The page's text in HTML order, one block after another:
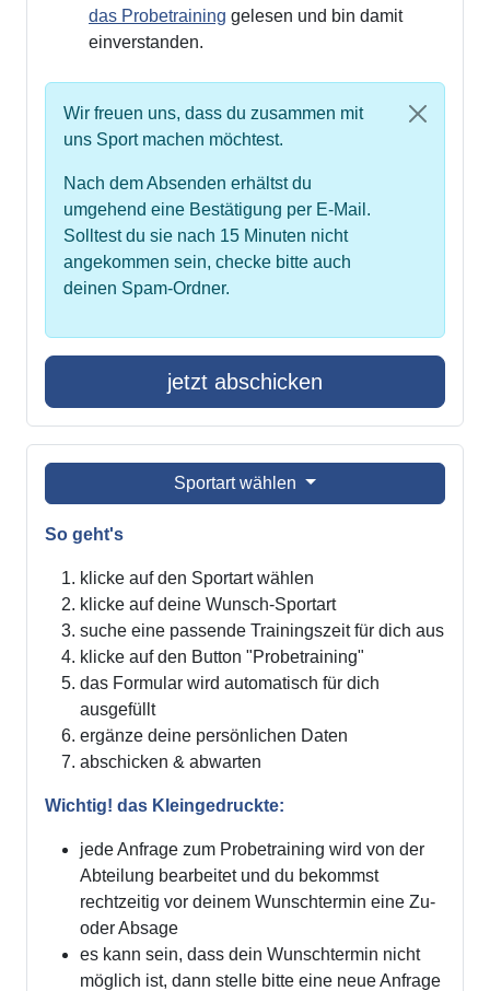
das Probetraining gelesen und bin damit
einverstanden.
Wir freuen uns, dass du zusammen mit
uns Sport machen möchtest.
Nach dem Absenden erhältst du
umgehend eine Bestätigung per E-Mail.
Solltest du sie nach 15 Minuten nicht
angekommen sein, checke bitte auch
deinen Spam-Ordner.
jetzt abschicken
Sportart wählen
So geht's
klicke auf den Sportart wählen
klicke auf deine Wunsch-Sportart
suche eine passende Trainingszeit für dich aus
klicke auf den Button "Probetraining"
das Formular wird automatisch für dich
ausgefüllt
ergänze deine persönlichen Daten
abschicken & abwarten
Wichtig! das Kleingedruckte:
jede Anfrage zum Probetraining wird von der
Abteilung bearbeitet und du bekommst
rechtzeitig vor deinem Wunschtermin eine Zu-
oder Absage
es kann sein, dass dein Wunschtermin nicht
möglich ist, dann stelle bitte eine neue Anfrage